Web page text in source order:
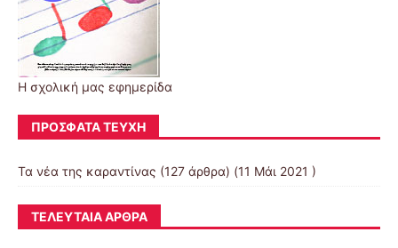
Η σχολική μας εφημερίδα
ΠΡΌΣΦΑΤΑ ΤΕΎΧΗ
Τα νέα της καραντίνας (127 άρθρα) (11 Μάι 2021 )
ΤΕΛΕΥΤΑΊΑ ΆΡΘΡΑ